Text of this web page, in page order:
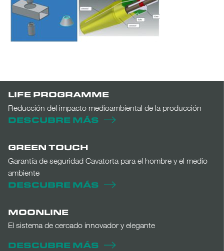
LIFE PROGRAMME
Reducción del impacto medioambiental de la producción
DESCUBRE MÁS
GREEN TOUCH
Garantía de seguridad Cavatorta para el hombre y el medio
ambiente
DESCUBRE MÁS
MOONLINE
El sistema de cercado innovador y elegante
DESCUBRE MÁS